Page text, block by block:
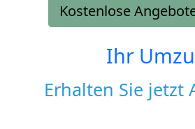
Kostenlose
Ihr
Erhalten Sie jetzt